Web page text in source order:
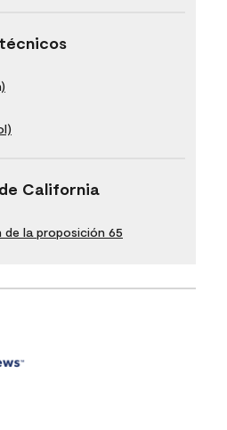
California
la proposición 65